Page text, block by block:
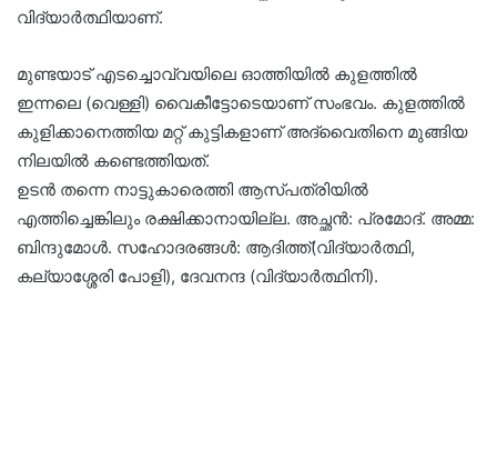
വിദ്യാർത്ഥിയാണ്.
മുണ്ടയാട് എടച്ചൊവ്വയിലെ ഓത്തിയിൽ കുളത്തിൽ
ഇന്നലെ (വെള്ളി) വൈകീട്ടോടെയാണ് സംഭവം. കുളത്തിൽ
കുളിക്കാനെത്തിയ മറ്റ് കുട്ടികളാണ് അദ്വൈതിനെ മുങ്ങിയ
നിലയിൽ കണ്ടെത്തിയത്.
ഉടൻ തന്നെ നാട്ടുകാരെത്തി ആസ്പത്രിയിൽ
എത്തിച്ചെങ്കിലും രക്ഷിക്കാനായില്ല. അച്ഛൻ: പ്രമോദ്. അമ്മ:
ബിന്ദുമോൾ. സഹോദരങ്ങൾ: ആദിത്ത്(വിദ്യാർത്ഥി,
കല്യാശ്ശേരി പോളി), ദേവനന്ദ (വിദ്യാർത്ഥിനി).